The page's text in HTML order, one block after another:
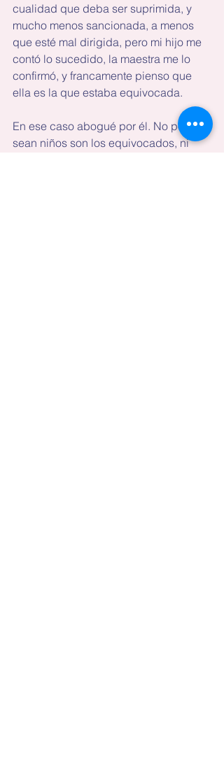
cualidad que deba ser suprimida, y
mucho menos sancionada, a menos
que esté mal dirigida, pero mi hijo me
contó lo sucedido, la maestra me lo
confirmó, y francamente pienso que
ella es la que estaba equivocada.
En ese caso abogué por él. No porque
sean niños son los equivocados, ni